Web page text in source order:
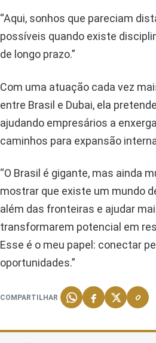
“Aqui, sonhos que pareciam
possíveis quando existe
de longo prazo.”
Com uma atuação cada vez
entre Brasil e Dubai, ela
ajudando empresários a
caminhos para expansão
“O Brasil é gigante, mas ainda
mostrar que existe um mundo
além das fronteiras e ajudar
transformarem potencial em
Esse é o meu papel: conectar
oportunidades.”
COMPARTILHAR